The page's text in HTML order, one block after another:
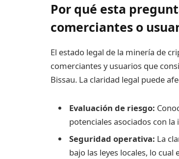
Por qué esta
comerciantes o
El estado legal de la minería de
comerciantes y usuarios que
Bissau. La claridad legal puede
Evaluación de riesgo:
potenciales asociados con
Seguridad operativa: La
bajo las leyes locales, lo